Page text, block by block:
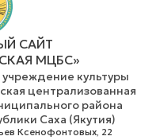
САЙТ
МЦБС»
культуры
централизованная
района
Саха (Якутия)
Ксенофонтовых, 22